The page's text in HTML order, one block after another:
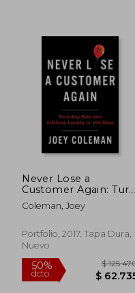
Never Lose a
Customer Again: Turn
any Sale Into Lifelong
Loyalty in 100 Days
Coleman, Joey
Portfolio, 2017, Tapa Dura,
Nuevo